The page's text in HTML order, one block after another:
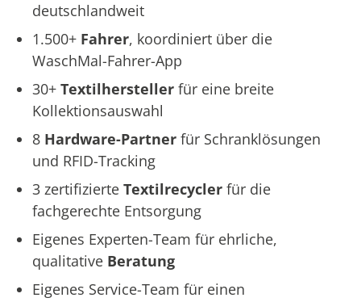
deutschlandweit
1.500+ Fahrer, koordiniert über die
WaschMal-Fahrer-App
30+ Textilhersteller für eine breite
Kollektionsauswahl
8 Hardware-Partner für Schranklösungen
und RFID-Tracking
3 zertifizierte Textilrecycler für die
fachgerechte Entsorgung
Eigenes Experten-Team für ehrliche,
qualitative Beratung
Eigenes Service-Team für einen